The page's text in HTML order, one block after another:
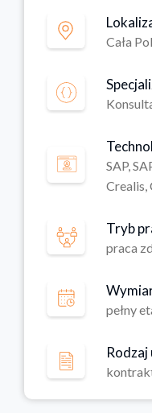
Cała
SAP,
Tryb
praca
pełny